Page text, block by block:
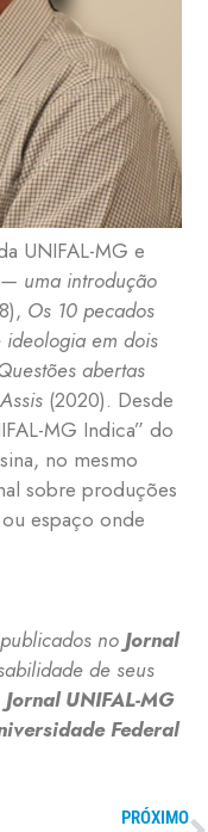
UNIFAL-MG e
uma introdução
Os 10 pecados
ideologia em dois
abertas
(2020). Desde
MG Indica” do
no mesmo
sobre produções
espaço onde
no Jornal
de seus
Jornal UNIFAL-MG
Federal
PRÓXIMO